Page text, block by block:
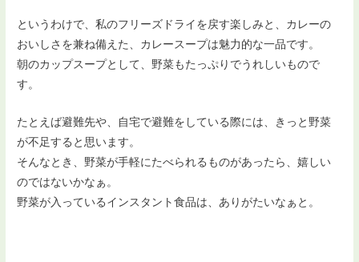
というわけで、私のフリーズドライを戻す楽しみと、カレーの
おいしさを兼ね備えた、カレースープは魅力的な一品です。
朝のカップスープとして、野菜もたっぷりでうれしいもので
す。
たとえば避難先や、自宅で避難をしている際には、きっと野菜
が不足すると思います。
そんなとき、野菜が手軽にたべられるものがあったら、嬉しい
のではないかなぁ。
野菜が入っているインスタント食品は、ありがたいなぁと。